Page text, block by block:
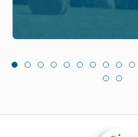
Fondation pour la recherche sur la biodiversité